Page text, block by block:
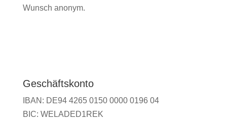
Wunsch anonym.
Geschäftskonto
IBAN: DE94 4265 0150 0000 0196 04
BIC: WELADED1REK